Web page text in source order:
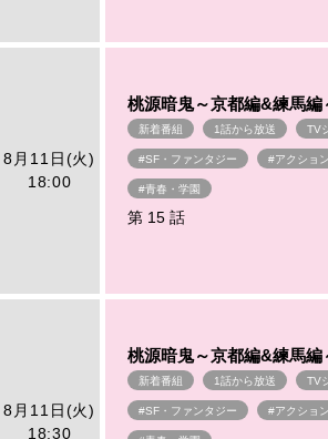
8月11日(火)
18:00
桃源暗鬼～京都編&練馬編
新着番組 1話から放送 TV
#SF・ファンタジー #アクショ
#青春・学園
第 15 話
8月11日(火)
18:30
桃源暗鬼～京都編&練馬編
新着番組 1話から放送 TV
#SF・ファンタジー #アクショ